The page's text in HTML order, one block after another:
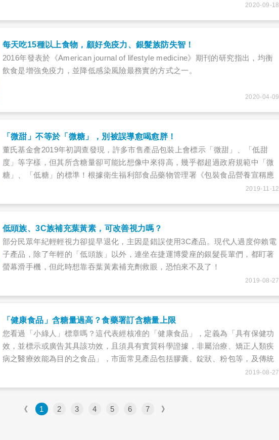
人，每日乳品攝取不足1.5份的比例更高達99.8％，7歲以上國人的平均鈣質攝取
2020-09-18
每天吃15種以上食物，顧好免疫力、銀髮族防失智！
2016年發表於《American journal of lifestyle medicine》期刊的研究指出，均衡
飲食是增強免疫力，並降低感染風險最務實的方式之一。
2020-04-09
「微甜」不等於「微糖」，別被誤導愈喝愈胖！
董氏基金會2019年初調查發現，許多市售產品包裝上會標示「微甜」、「低甜
度」等字樣，但其所含糖量卻可能比想像中來得高，幾乎都超過政府規範中「微
糖」、「低糖」的標準！根據衛生福利部食品藥物管理署《包裝食品營養宣稱應
遵行事項》規範，產品如果在包裝上標示「微糖」、「低糖」時，固態和半固體
2019-11-12
低頭族、3C族補充葉黃素，可改善視力嗎？
部分民眾年紀輕輕視力卻提早退化，主因是錯誤使用3C產品。現代人過度仰賴電
子產品，除了年輕的「低頭族」以外，連坐在捷運博愛座的銀髮長輩們，都盯著
螢幕滑手機，但此時想靠吞葉黃素補充劑救眼，恐怕來不及了！
2019-08-27
「健康食品」含糖量過高？食藥署訂含糖量上限
您看過「小綠人」標章嗎？這代表經核准的「健康食品」，定義為「具有保健功
效，並標示或廣告其具該功效，且須具有實質科學證據，非屬治療、矯正人類疾
病之醫療效能為目的之食品」，市面常見產品包括膠囊、錠狀、粉包等，及傳統
食品類型，例如：奶粉、麥片、麵條、茶、優酪乳、發酵乳、飲料醋、雞精、蜆
2019-08-27
《 1 2 3 4 5 6 7 》